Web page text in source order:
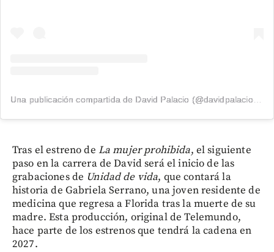
Una publicación compartida de David Palacio (@davidpalacio91)
Tras el estreno de La mujer prohibida, el siguiente
paso en la carrera de David será el inicio de las
grabaciones de Unidad de vida, que contará la
historia de Gabriela Serrano, una joven residente de
medicina que regresa a Florida tras la muerte de su
madre. Esta producción, original de Telemundo,
hace parte de los estrenos que tendrá la cadena en
2027.